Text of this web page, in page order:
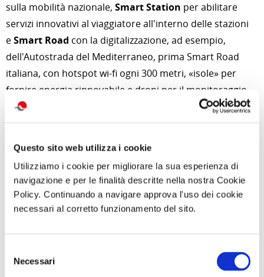
Questo sito web utilizza i cookie
Utilizziamo i cookie per migliorare la sua esperienza di
navigazione e per le finalità descritte nella nostra Cookie
Policy. Continuando a navigare approva l'uso dei cookie
necessari al corretto funzionamento del sito.
delNecessari
sulla mobilità nazionale, Smart Station per abilitare
servizi innovativi al viaggiatore all'interno delle stazioni
eSmart Road con la digitalizzazione, ad esempio,
dell'Autostrada del Mediterraneo, prima Smart Road
italiana, con hotspot wi-fi ogni 300 metri, «isole» per
fornire energia rinnovabile e droni per il monitoraggio
del traffico.
infrastrutturali per la mobilità ciclo-pedonale (ad es.
ciclovie) con finalità turistiche, integrate con il
trasporto convenzionale (ad es. bici in treno). Una
mobilità in sicurezza per i viaggiatori che si spostano a
piedi e in bicicletta. In questo obiettivo si inserisce la
milionidi euro e il Progetto
Valore Paese, Cammini e